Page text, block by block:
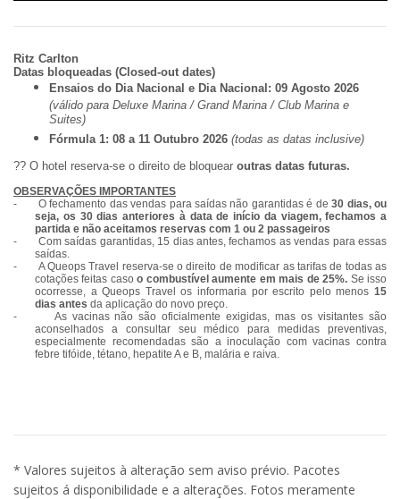
Ritz Carlton
Datas bloqueadas (Closed-out dates)
Ensaios do Dia Nacional e Dia Nacional: 09 Agosto 2026
(válido para Deluxe Marina / Grand Marina / Club Marina e
Suites)
Fórmula 1: 08 a 11 Outubro 2026 (todas as datas inclusive)
?? O hotel reserva-se o direito de bloquear outras datas futuras.
OBSERVAÇÕES IMPORTANTES
- O fechamento das vendas para saídas não garantidas é de30 dias, ou
seja, os 30 dias anteriores à data de início da viagem, fechamos a
partida e não aceitamos reservas com 1 ou 2 passageiros
- Com saídas garantidas, 15 dias antes, fechamos as vendas para essas
saídas.
- A Queops Travel reserva-se o direito de modificar as tarifas de todas as
cotações feitas casoo combustível aumente em mais de 25%. Se isso
ocorresse, a Queops Travel os informaria por escrito pelo menos 15
dias antes da aplicação do novo preço.
- As vacinas não são oficialmente exigidas, mas os visitantes são
aconselhados a consultar seu médico para medidas preventivas,
especialmente recomendadas são a inoculação com vacinas contra
febre tifóide, tétano, hepatite A e B, malária e raiva.
* Valores sujeitos à alteração sem aviso prévio. Pacotes
sujeitos á disponibilidade e a alterações. Fotos meramente